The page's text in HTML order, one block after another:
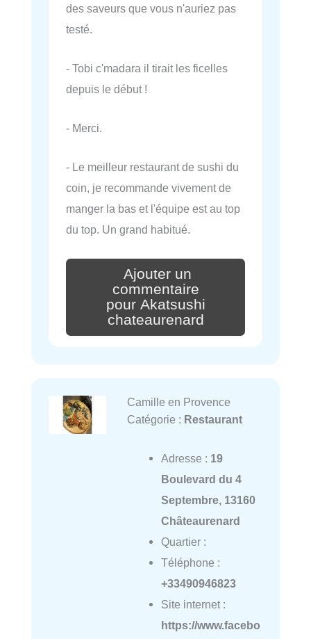
des saveurs que vous n'auriez pas
testé.
- Tobi c'madara il tirait les ficelles
depuis le début !
- Merci.
- Le meilleur restaurant de sushi du
coin, je recommande vivement de
manger la bas et l'équipe est au top
du top. Un grand habitué.
Ajouter un
commentaire
pour Akatsushi
chateaurenard
Camille en Provence
Catégorie : Restaurant
Adresse : 19
Boulevard du 4
Septembre, 13160
Châteaurenard
Quartier :
Téléphone :
+33490946823
Site internet :
https://www.facebo